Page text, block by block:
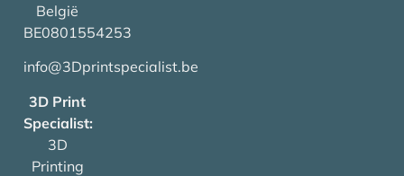
België
BE0801554253
info@3Dprintspecialist.be
3D Print
Specialist:
3D
Printing